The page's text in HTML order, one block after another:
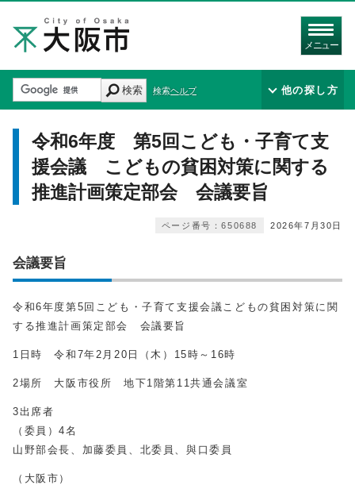
メニュー
検索 検索ヘルプ 他の探し方
令和6年度 第5回こども・子育て支
援会議 こどもの貧困対策に関する
推進計画策定部会 会議要旨
2026年7月30日
ページ番号：650688
会議要旨
令和6年度第5回こども・子育て支援会議こどもの貧困対策に関
する推進計画策定部会 会議要旨
1日時 令和7年2月 20 日（木） 15 時～ 16時
2場所 大阪市役所 地下1階第 11共通会議室
3出席者
（委員）4名
山野部会長、加藤委員、北委員、與口委員
（大阪市）